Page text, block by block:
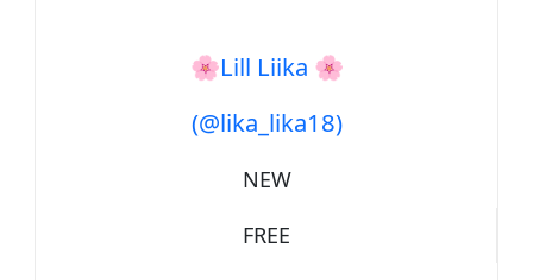
🌸Lill Liika 🌸
(@lika_lika18)
NEW
FREE